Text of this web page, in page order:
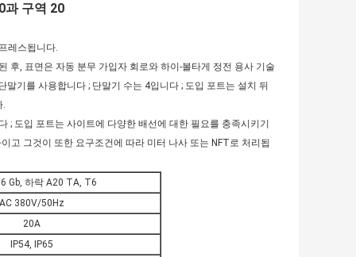
과 구역 20
레스됩니다.
후, 표면은 자동 분무 가입자 회로와 하이-볼타게 정전 용사 기술
기를 사용합니다 ; 단말기 수는 4입니다 ; 도입 포트는 설치 뒤
.
; 도입 포트는 사이트에 다양한 배선에 대한 필요를 충족시키기
고 그것이 또한 요구조건에 따라 미터 나사 또는 NFT로 처리됩
Gb, 하락 A20 TA, T6
AC 380V/50Hz
20A
IP54, IP65